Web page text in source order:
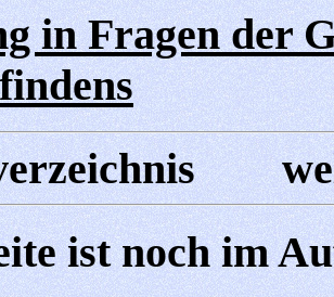
in Fragen der
ist noch im